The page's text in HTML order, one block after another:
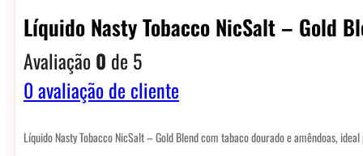
Líquido Nasty Tobacco NicSalt – Gold
Avaliação0 de 5
0avaliação de cliente
Líquido Nasty Tobacco NicSalt – Gold Blend com tabaco dourado e amêndoas,